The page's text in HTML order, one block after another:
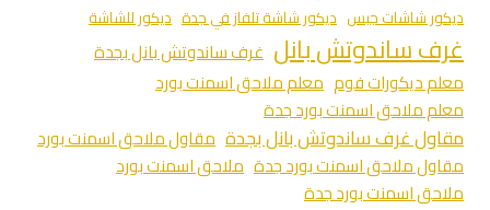
ديكور شاشات جبس ديكور شاشة تلفاز في جدة ديكور للشاشة
غرف ساندوتش بانل غرف ساندوتش بانل بجدة
معلم ديكورات فوم معلم ملاحق اسمنت بورد
معلم ملاحق اسمنت بورد جدة
مقاول غرف ساندوتش بانل بجدة مقاول ملاحق اسمنت بورد
مقاول ملاحق اسمنت بورد جدة ملاحق اسمنت بورد
ملاحق اسمنت بورد جدة